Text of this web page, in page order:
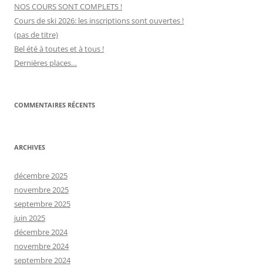
NOS COURS SONT COMPLETS !
Cours de ski 2026: les inscriptions sont ouvertes !
(pas de titre)
Bel été à toutes et à tous !
Dernières places…
COMMENTAIRES RÉCENTS
ARCHIVES
décembre 2025
novembre 2025
septembre 2025
juin 2025
décembre 2024
novembre 2024
septembre 2024